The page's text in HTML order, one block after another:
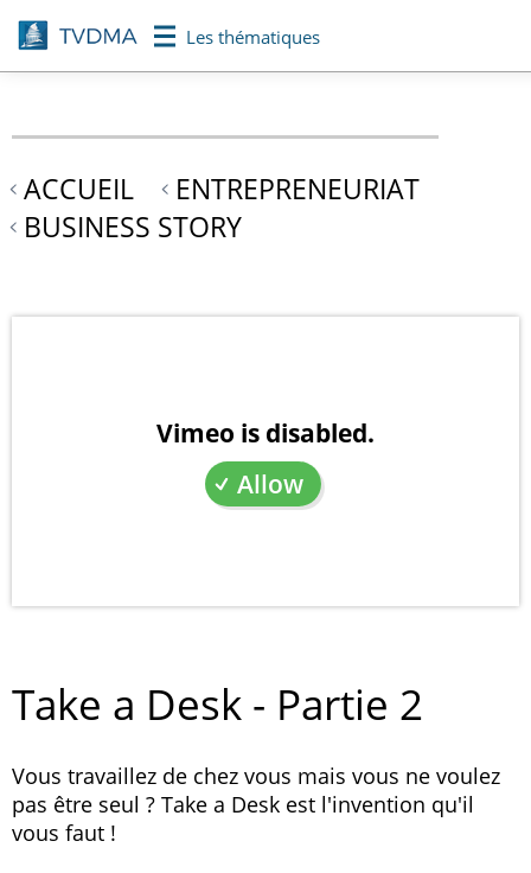
Aller
au
contenu
Les thématiques
ACCUEIL
ENTREPRENEURIAT
BUSINESS STORY
Vimeo is disabled.
Allow
Take a Desk - Partie 2
Vous travaillez de chez vous mais vous ne voulez
pas être seul ? Take a Desk est l'invention qu'il
vous faut !